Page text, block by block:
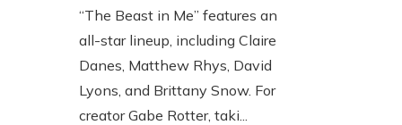
“The Beast in Me” features an
all-star lineup, including Claire
Danes, Matthew Rhys, David
Lyons, and Brittany Snow. For
creator Gabe Rotter, taki...